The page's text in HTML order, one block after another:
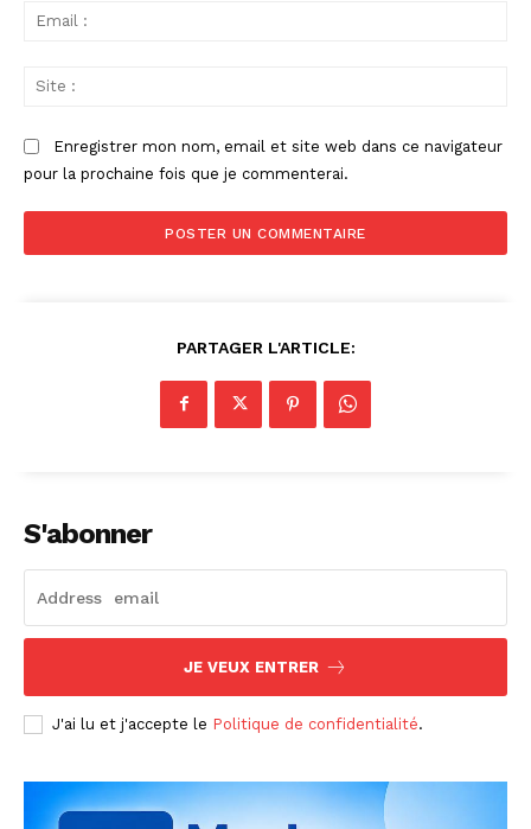
Enregistrer mon nom, email et site web dans ce navigateur
pour la prochaine fois que je commenterai.
PARTAGER L'ARTICLE:
S'abonner
JE VEUX ENTRER
J'ai lu et j'accepte le Politique de confidentialité.